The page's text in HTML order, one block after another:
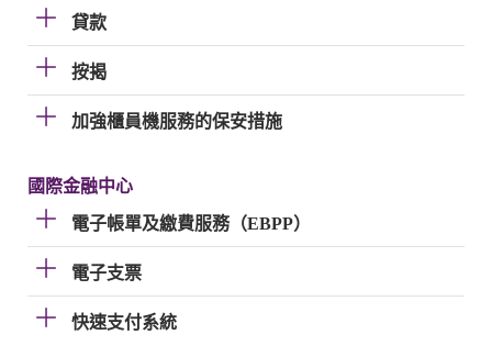
貸款
按揭
加強櫃員機服務的保安措施
國際金融中心
電子帳單及繳費服務（EBPP）
電子支票
快速支付系統